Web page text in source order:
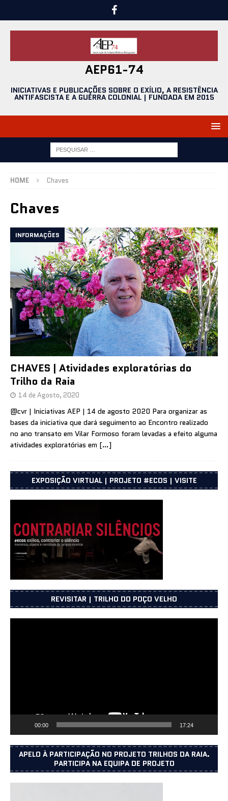
AEP61-74
INICIATIVAS E PUBLICAÇÕES SOBRE O EXÍLIO, A RESISTÊNCIA
ANTIFASCISTA E A GUERRA COLONIAL | FUNDADA EM 2015
HOME Chaves
Chaves
INFORMAÇÕES
CHAVES | Atividades exploratórias do
Trilho da Raia
14 de Agosto, 2020
@cvr | Iniciativas AEP | 14 de agosto 2020 Para organizar as
bases da iniciativa que dará seguimento ao Encontro realizado
no ano transato em Vilar Formoso foram levadas a efeito alguma
atividades exploratórias em […]
EXPOSIÇÃO VIRTUAL | PROJETO #ECOS | VISITE
REVISITAR | TRILHO DO POÇO VELHO
00:00 17:24
APELO À PARTICIPAÇÃO NO PROJETO TRILHOS DA RAIA.
PARTICIPA NA EQUIPA DE PROJETO